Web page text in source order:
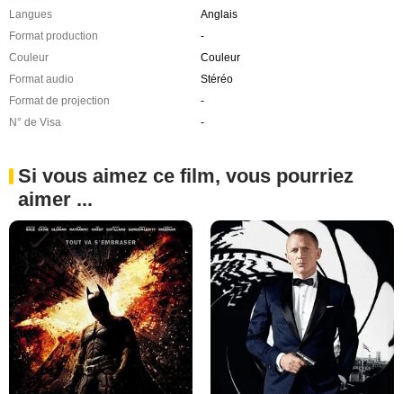
Langues
Anglais
Format production
-
Couleur
Couleur
Format audio
Stéréo
Format de projection
-
N° de Visa
-
Si vous aimez ce film, vous pourriez
aimer ...